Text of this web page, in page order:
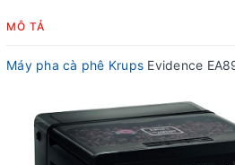
MÔ TẢ
Máy pha cà phê Krups Evidence